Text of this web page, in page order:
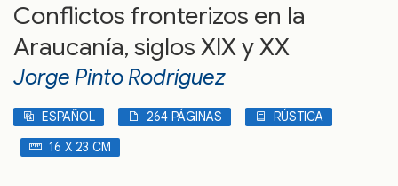
Conflictos fronterizos en la
Araucanía, siglos XIX y XX
Jorge Pinto Rodríguez
ESPAÑOL 264 PÁGINAS
RÚSTICA
16 X 23 CM